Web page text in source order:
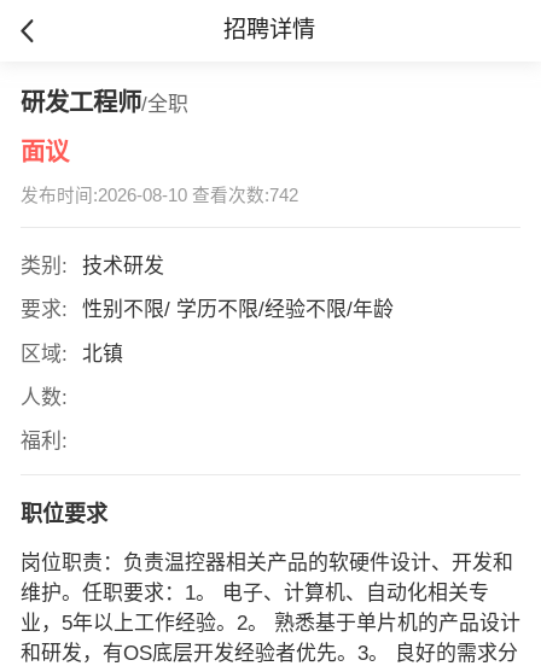
招聘详情
研发工程师/全职
面议
发布时间:2026-08-10 查看次数:742
类别:
技术研发
要求:
性别不限/ 学历不限/经验不限/年龄
区域:
北镇
人数:
福利:
职位要求
岗位职责：负责温控器相关产品的软硬件设计、开发和
维护。任职要求：1。 电子、计算机、自动化相关专
业，5年以上工作经验。2。 熟悉基于单片机的产品设计
和研发，有OS底层开发经验者优先。3。 良好的需求分